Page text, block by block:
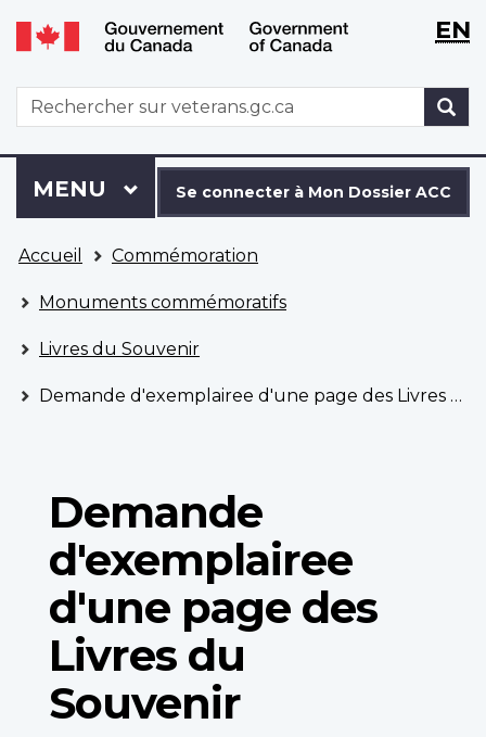
Aller
au
principal
Passer
à
version
HTML
simplifiée
WxT
WxTEN
WxT
Search
form
connecter
à
Dossier
ACC
Se connecter à Mon Dossier ACC
Menu
MENU PRINCIPAL
êtes
ici
Accueil Commémoration
Monuments commémoratifs
Livres du Souvenir
Demande d'exemplairee d'une page des Livres du Souvenir
Demande
d'exemplairee
d'une page des
Livres du
Souvenir